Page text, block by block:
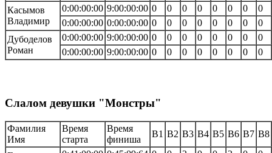
Касымов
Владимир
0:00:00:00 9:00:00:00 0 0 0 0 0 0 0
0
0:00:00:00 0:00:00:00 0 0 0 0 0 0 0
0
Дубоделов
Роман
0:00:00:00 9:00:00:00 0 0 0 0 0 0 0
0
0:00:00:00 9:00:00:00 0 0 0 0 0 0 0 0
Слалом девушки "Монстры"
Фамилия
Имя
Время
старта
Время
финиша
В1 В2 В3 В4 В5 В6 В7 В8